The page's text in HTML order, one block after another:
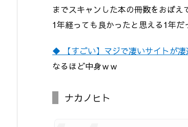
までスキャンした本の冊数をおぼえ
1年経っても良かったと思える1年だ
◆ 【すごい】マジで凄いサイトが凄
なるほど中身ｗｗ
ナカノヒト